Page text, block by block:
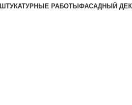
ШТУКАТУРНЫЕ РАБОТЫ ФАСАДНЫЙ